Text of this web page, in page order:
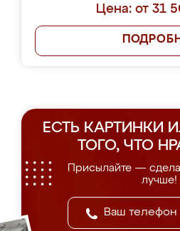
Цена: от 31
ЕСТЬ КАРТИНКИ
ТОГО, ЧТО
Присылайте —
лучше!